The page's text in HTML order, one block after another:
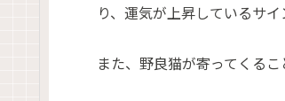
り、運気が上昇しているサイ
また、野良猫が寄ってくる